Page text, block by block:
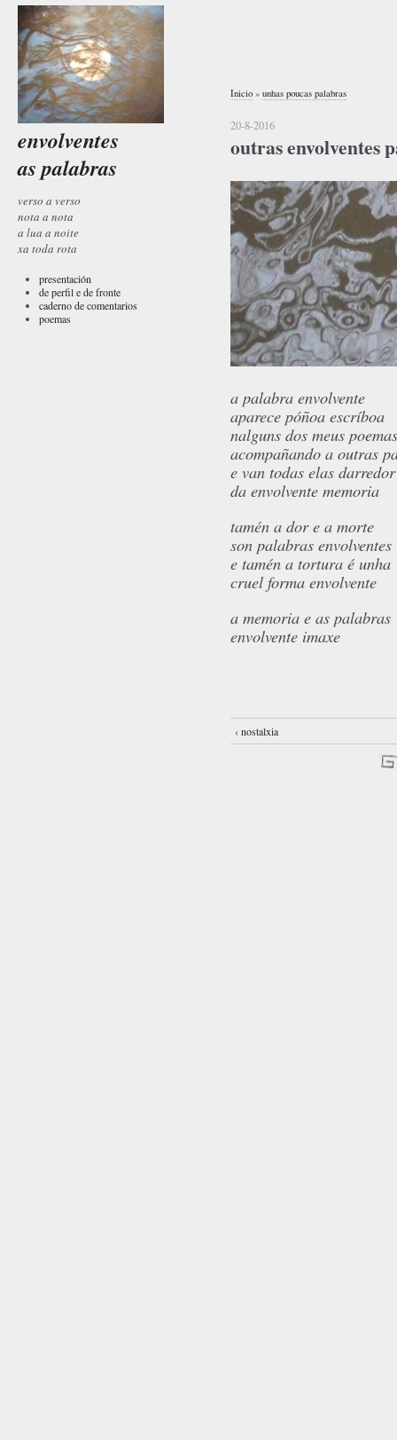
envolventes
as palabras
verso a verso
nota a nota
a lua a noite
xa toda rota
presentación
de perfil e de fronte
caderno de comentarios
poemas
Inicio » unhas poucas palabras
20-8-2016
outras envolventes
a palabra envolvente
aparece póñoa escríboa
nalguns dos meus poemas
acompañando a outras
e van todas elas darredor
da envolvente memoria
tamén a dor e a morte
son palabras envolventes
e tamén a tortura é unha
cruel forma envolvente
a memoria e as palabras
envolvente imaxe
‹ nostalxia